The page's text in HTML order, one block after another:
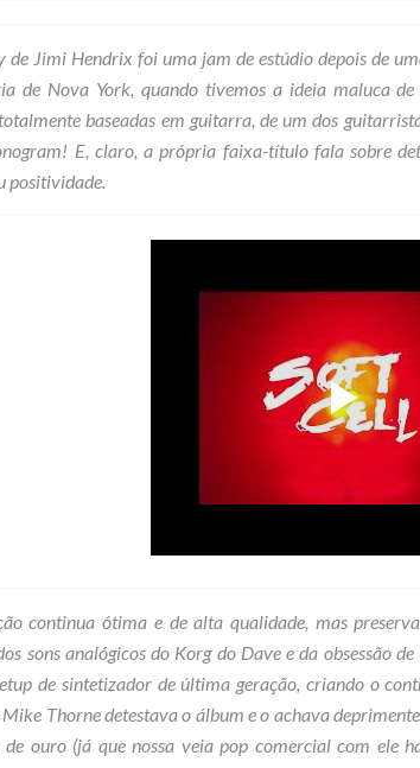
de Jimi Hendrix foi uma jam de estúdio depois de
de Nova York, quando tivemos a ideia maluca
baseadas em guitarra, de um dos
E, claro, a própria faixa-título fala sobre
positividade.
continua ótima e de alta qualidade, mas
sons analógicos do Korg do Dave e da obsessão
de sintetizador de última geração, criando o
Thorne detestava o álbum e o achava
de ouro (já que nossa veia pop comercial com ele